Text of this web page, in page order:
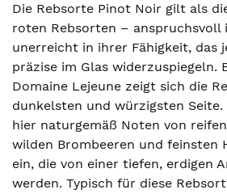
Die Rebsorte Pinot Noir gilt als
roten Rebsorten – anspruchsvoll
unerreicht in ihrer Fähigkeit, das
präzise im Glas widerzuspiegeln.
Domaine Lejeune zeigt sich die
dunkelsten und würzigsten
hier naturgemäß Noten von
wilden Brombeeren und feinsten
ein, die von einer tiefen, erdigen
werden. Typisch für diese